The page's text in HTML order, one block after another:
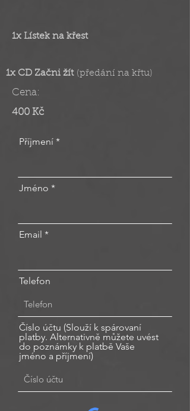
1x Lístek na křest
1x CD Začni žít (předání na křtu)
Cena:
400 Kč
Příjmení
Jméno
Email
Telefon
Číslo účtu (Slouží k spárovaní
platby. Alternativně můžete uvést
do poznámky k platbě Vaše
jméno a příjmení)